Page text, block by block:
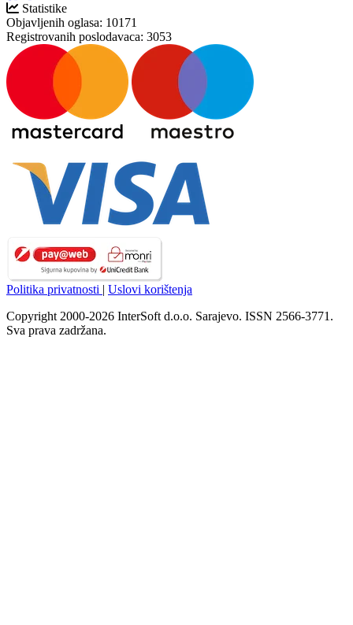
Statistike
Objavljenih oglasa: 10171
Registrovanih poslodavaca: 3053
Politika privatnosti | Uslovi korištenja
Copyright 2000-2026 InterSoft d.o.o. Sarajevo. ISSN 2566-3771.
Sva prava zadržana.